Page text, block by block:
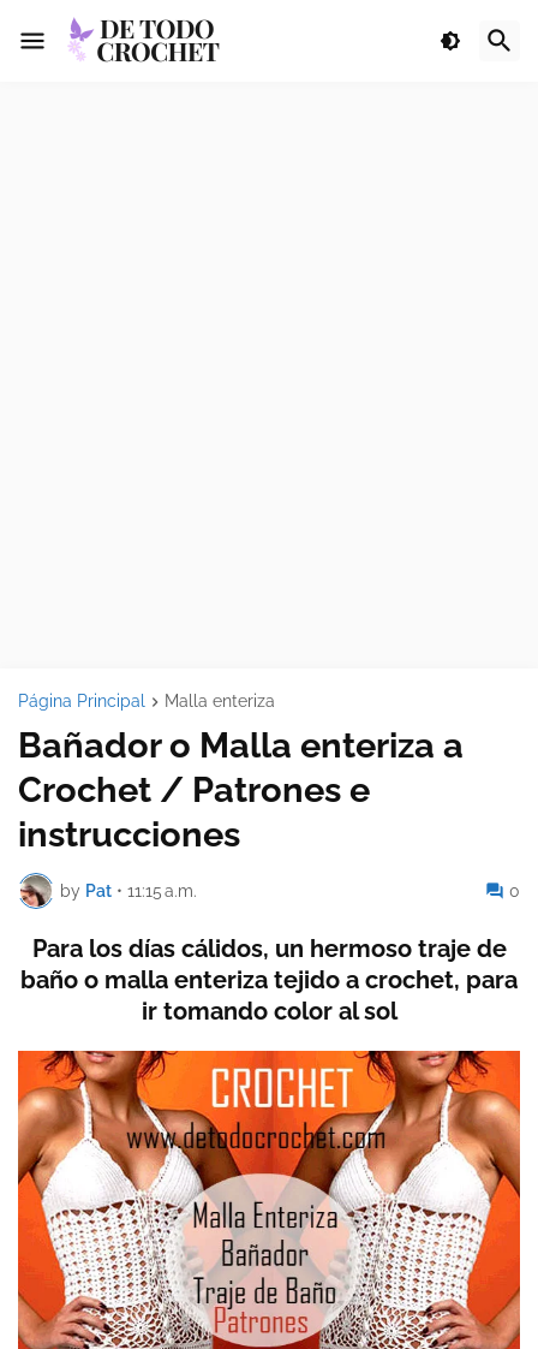
Página Principal Malla enteriza
Bañador o Malla enteriza a
Crochet / Patrones e
instrucciones
by Pat • 11:15 a.m. 0
Para los días cálidos, un hermoso traje de
baño o malla enteriza tejido a crochet, para
ir tomando color al sol